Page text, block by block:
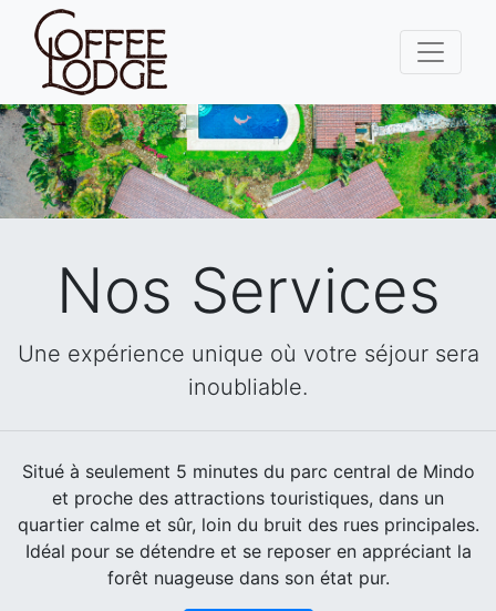
Nos Services
Une expérience unique où votre séjour sera
inoubliable.
Situé à seulement 5 minutes du parc central de Mindo
et proche des attractions touristiques, dans un
quartier calme et sûr, loin du bruit des rues principales.
Idéal pour se détendre et se reposer en appréciant la
forêt nuageuse dans son état pur.